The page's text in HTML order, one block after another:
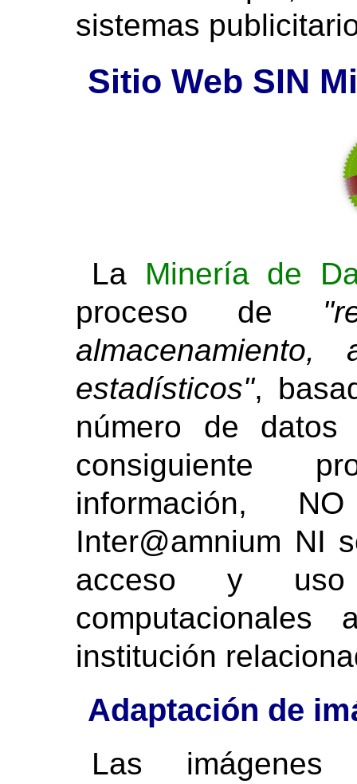
sistemas
Sitio Web SIN
La Minería de
proceso de
estadísticos",
número de
consiguiente
información,
Inter@amnium NI
acceso y
institución
Adaptación de
Las